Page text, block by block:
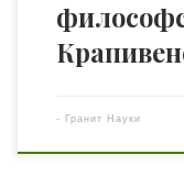
- Гранит Науки